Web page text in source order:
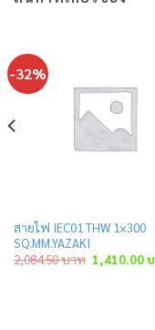
-32%
สายไฟ IEC01 THW 1×300
SQ.MM.YAZAKI
2,084.50บาท Original
price
1,410.00